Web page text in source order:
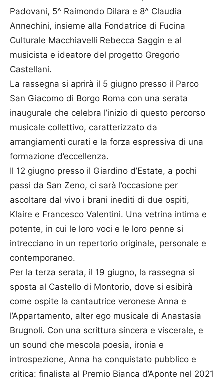
Padovani, 5^ Raimondo Dilara e 8^ Claudia
Annechini, insieme alla Fondatrice di Fucina
Culturale Macchiavelli Rebecca Saggin e al
musicista e ideatore del progetto Gregorio
Castellani.
La rassegna si aprirà il 5 giugno presso il Parco
San Giacomo di Borgo Roma con una serata
inaugurale che celebra l’inizio di questo percorso
musicale collettivo, caratterizzato da
arrangiamenti curati e la forza espressiva di una
formazione d’eccellenza.
Il 12 giugno presso il Giardino d’Estate, a pochi
passi da San Zeno, ci sarà l’occasione per
ascoltare dal vivo i brani inediti di due ospiti,
Klaire e Francesco Valentini. Una vetrina intima e
potente, in cui le loro voci e le loro penne si
intrecciano in un repertorio originale, personale e
contemporaneo.
Per la terza serata, il 19 giugno, la rassegna si
sposta al Castello di Montorio, dove si esibirà
come ospite la cantautrice veronese Anna e
l’Appartamento, alter ego musicale di Anastasia
Brugnoli. Con una scrittura sincera e viscerale, e
un sound che mescola poesia, ironia e
introspezione, Anna ha conquistato pubblico e
critica: finalista al Premio Bianca d’Aponte nel 2021